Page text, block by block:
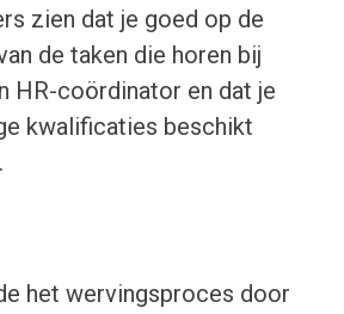
zien dat je goed op de
de taken die horen bij
HR-coördinator en dat je
kwalificaties beschikt
het wervingsproces door